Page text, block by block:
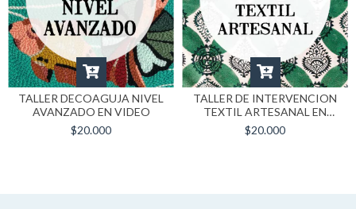
TALLER DECOAGUJA NIVEL
AVANZADO EN VIDEO
$20.000
TALLER DE INTERVENCION
TEXTIL ARTESANAL EN
VIDEO
$20.000